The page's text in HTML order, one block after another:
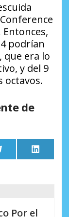
podrían
que era lo
y del 9
octavos.
de
Compartir
en
Telegram
en
LinkedIn
Por el